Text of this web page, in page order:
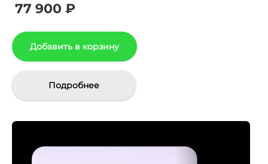
77 900 ₽
Добавить в корзину
Подробнее